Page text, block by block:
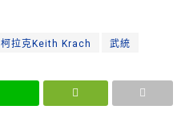
柯拉克Keith Krach 武統